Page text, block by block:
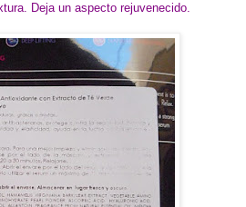
Deja un aspecto rejuvenecido.